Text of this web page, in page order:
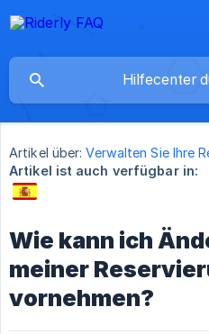
Artikel über: Verwalten Sie Ihre
Artikel ist auch verfügbar in:
Wie kann ich
meiner
vornehmen?